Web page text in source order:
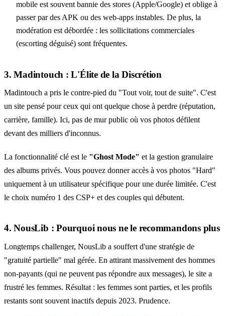
mobile est souvent bannie des stores (Apple/Google) et oblige à
passer par des APK ou des web-apps instables. De plus, la
modération est débordée : les sollicitations commerciales
(escorting déguisé) sont fréquentes.
3. Madintouch : L'Élite de la Discrétion
Madintouch a pris le contre-pied du "Tout voir, tout de suite". C'est
un site pensé pour ceux qui ont quelque chose à perdre (réputation,
carrière, famille). Ici, pas de mur public où vos photos défilent
devant des milliers d'inconnus.
La fonctionnalité clé est le "Ghost Mode" et la gestion granulaire
des albums privés. Vous pouvez donner accès à vos photos "Hard"
uniquement à un utilisateur spécifique pour une durée limitée. C'est
le choix numéro 1 des CSP+ et des couples qui débutent.
4. NousLib : Pourquoi nous ne le recommandons plus
Longtemps challenger, NousLib a souffert d'une stratégie de
"gratuité partielle" mal gérée. En attirant massivement des hommes
non-payants (qui ne peuvent pas répondre aux messages), le site a
frustré les femmes. Résultat : les femmes sont parties, et les profils
restants sont souvent inactifs depuis 2023. Prudence.